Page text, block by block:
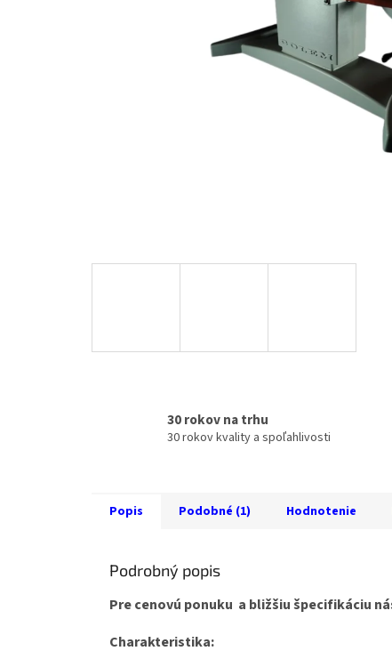
30 rokov na trhu
30 rokov kvality a spoľahlivosti
Popis Podobné (1) Hodnotenie
Podrobný popis
Pre cenovú ponuku a bližšiu špecifikáciu
Charakteristika: